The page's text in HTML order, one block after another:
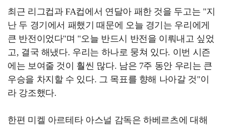
최근 리그컵과 FA컵에서 연달아 패한 것을 두고는 "지
난 두 경기에서 패했기 때문에 오늘 경기는 우리에게
큰 반전이었다"며 "오늘 반드시 반전을 이뤄내고 싶었
고, 결국 해냈다. 우리는 하나로 뭉쳐 있다. 이번 시즌
에는 보여줄 것이 훨씬 많다. 남은 7주 동안 우리는 큰
우승을 차지할 수 있다. 그 목표를 향해 나아갈 것"이
라 강조했다.
한편 미켈 아르테타 아스널 감독은 하베르츠에 대해